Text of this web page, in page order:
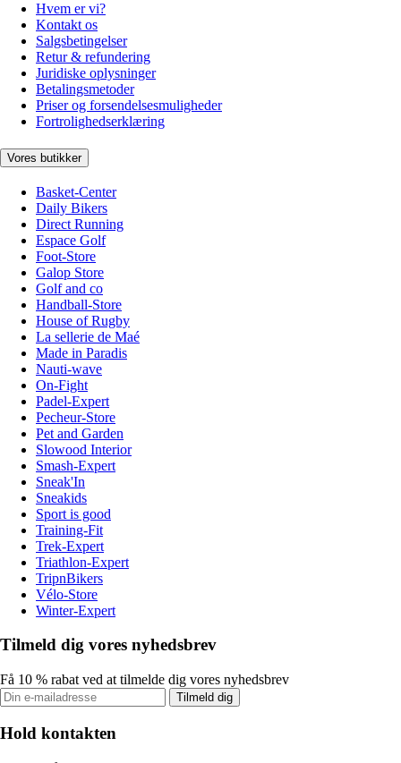
Hvem er vi?
Kontakt os
Salgsbetingelser
Retur & refundering
Juridiske oplysninger
Betalingsmetoder
Priser og forsendelsesmuligheder
Fortrolighedserklæring
Vores butikker
Basket-Center
Daily Bikers
Direct Running
Espace Golf
Foot-Store
Galop Store
Golf and co
Handball-Store
House of Rugby
La sellerie de Maé
Made in Paradis
Nauti-wave
On-Fight
Padel-Expert
Pecheur-Store
Pet and Garden
Slowood Interior
Smash-Expert
Sneak'In
Sneakids
Sport is good
Training-Fit
Trek-Expert
Triathlon-Expert
TripnBikers
Vélo-Store
Winter-Expert
Tilmeld dig vores nyhedsbrev
Få 10 % rabat ved at tilmelde dig vores nyhedsbrev
Tilmeld dig
Hold kontakten